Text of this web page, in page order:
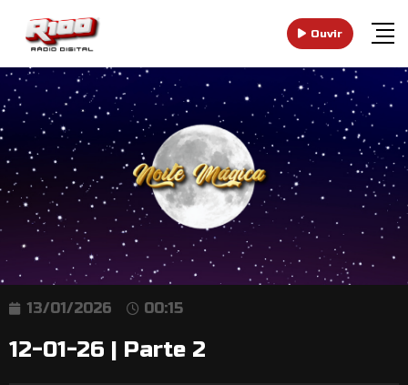
Ouvir
13/01/2026 00:15
12-01-26 | Parte 2